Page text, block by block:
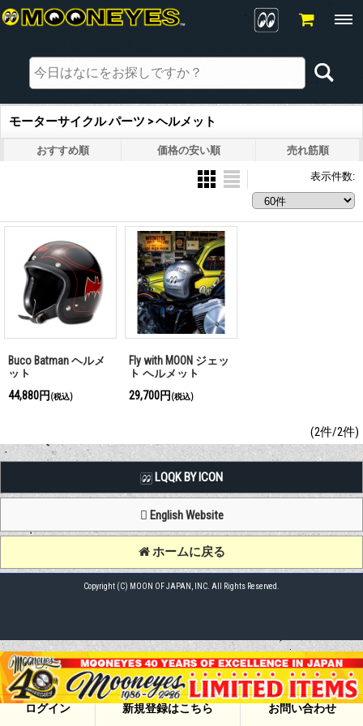
ログイン 新規登録はこちら お問い合わせ
モーターサイクル パーツ > ヘルメット
おすすめ順 価格の安い順 売れ筋順
表示件数:
Buco Batman ヘルメ
ット
44,880円 (税込)
Fly with MOON ジェッ
ト ヘルメット
29,700円 (税込)
(2件/2件)
LQQK BY ICON
English Website
ホームに戻る
Copyright (C) MOON OF JAPAN, INC. All Rights Reserved.